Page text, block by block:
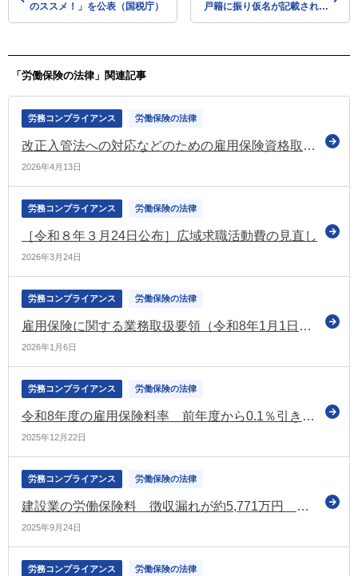
のススメ！」を公表（国税庁）
戸籍に振り仮名が記載されま
「労働保険の法律」関連記事
労務コンプライアンス 労働保険の法律
改正入管法への対応などのための雇用保険資格取得・喪失届などの見直しを盛り込んだ雇用則の一部改正案について意見募集（パブコメ）
2026年4月13日
労務コンプライアンス 労働保険の法律
［令和８年３月24日公布］広域求職活動費の見直し
2026年3月24日
労務コンプライアンス 労働保険の法律
雇用保険に関する業務取扱要領（令和8年1月1日以降）を公表
2026年1月6日
労務コンプライアンス 労働保険の法律
令和8年度の雇用保険料率 前年度から0.1％引き下げる案を示す（労政審の雇用保険部会）
2025年12月22日
労務コンプライアンス 労働保険の法律
建設業の労働保険料 徴収漏れが約5,771万円 会計検査院が是正改善などを求める
2025年9月24日
労務コンプライアンス 労働保険の法律